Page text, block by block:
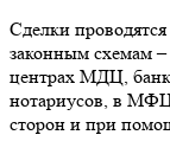
Сделки
законным схемам –
центрах МДЦ,
нотариусов, в МФЦ
сторон и при